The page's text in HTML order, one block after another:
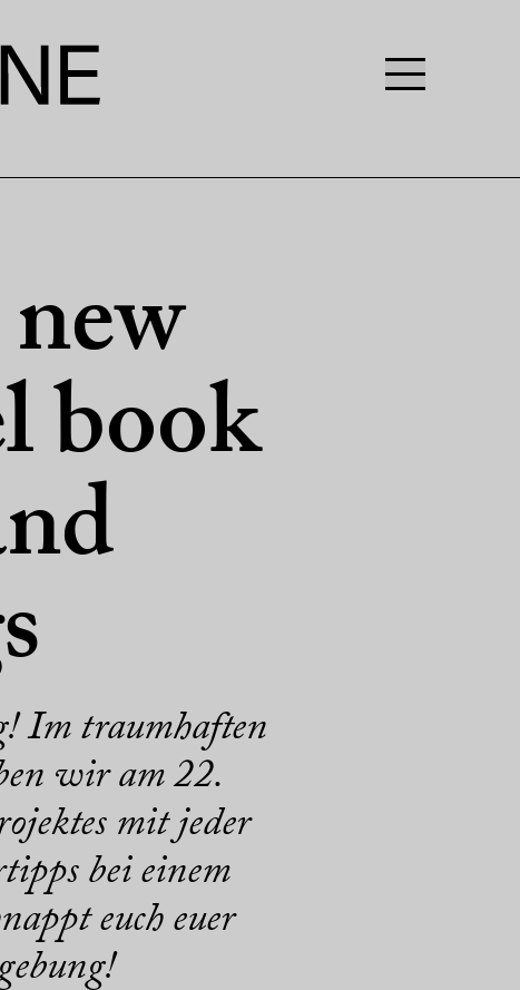
book
Im traumhaften
wir am 22.
mit jeder
bei einem
euch euer